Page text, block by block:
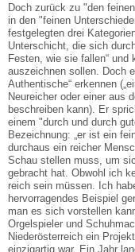
Doch zurück zu "den
in den "feinen
festgelegten drei
Unterschicht, die sich
Festen, wie sie fallen“ und
auszeichnen sollen. Doch
Authentische“ erkennen
Neureicher oder einer aus
beschreiben kann). Er
einem "durch und durch
Bezeichnung: „er ist ein
durchaus ein reicher
Schau stellen muss, um
gebracht hat. Obwohl ich
reich sein müssen. Ich
hervorragendes Beispiel
man es sich vorstellen
Orgelspieler und
Niederösterreich ein
einzigartig war. Ein Jahr